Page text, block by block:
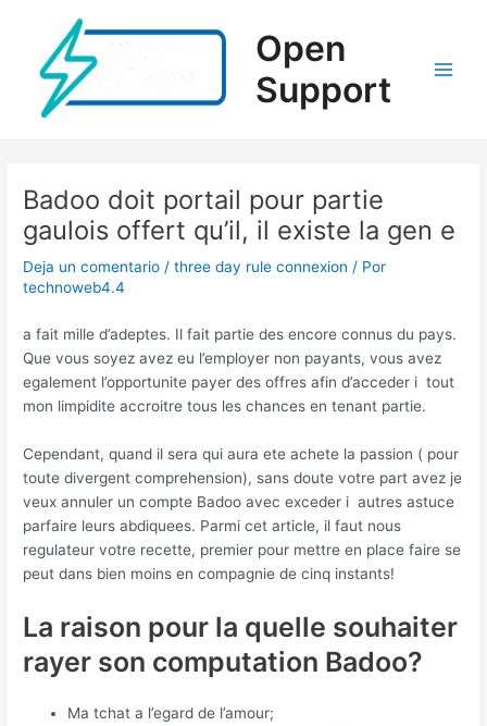
contenido
Open
Support
Badoo doit portail pour partie
gaulois offert qu’il, il existe la gen e
Deja un comentario /three day rule connexion / Por
technoweb4.4
a fait mille d’adeptes. Il fait partie des encore connus du pays.
Que vous soyez avez eu l’employer non payants, vous avez
egalement l’opportunite payer des offres afin d’acceder i tout
mon limpidite accroitre tous les chances en tenant partie.
Cependant, quand il sera qui aura ete achete la passion ( pour
toute divergent comprehension), sans doute votre part avez je
veux annuler un compte Badoo avec exceder i autres astuce
parfaire leurs abdiquees. Parmi cet article, il faut nous
regulateur votre recette, premier pour mettre en place faire se
peut dans bien moins en compagnie de cinq instants!
La raison pour la quelle souhaiter
rayer son computation Badoo?
Ma tchat a l’egard de l’amour;